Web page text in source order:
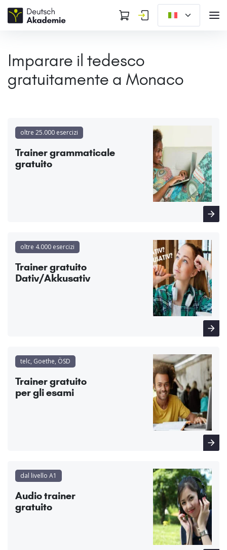
Imparare il tedesco
gratuitamente a Monaco
oltre 25.000 esercizi
Trainer grammaticale
gratuito
oltre 4.000 esercizi
Trainer gratuito
Dativ/Akkusativ
telc, Goethe, ÖSD
Trainer gratuito
per gli esami
dal livello A1
Audio trainer
gratuito